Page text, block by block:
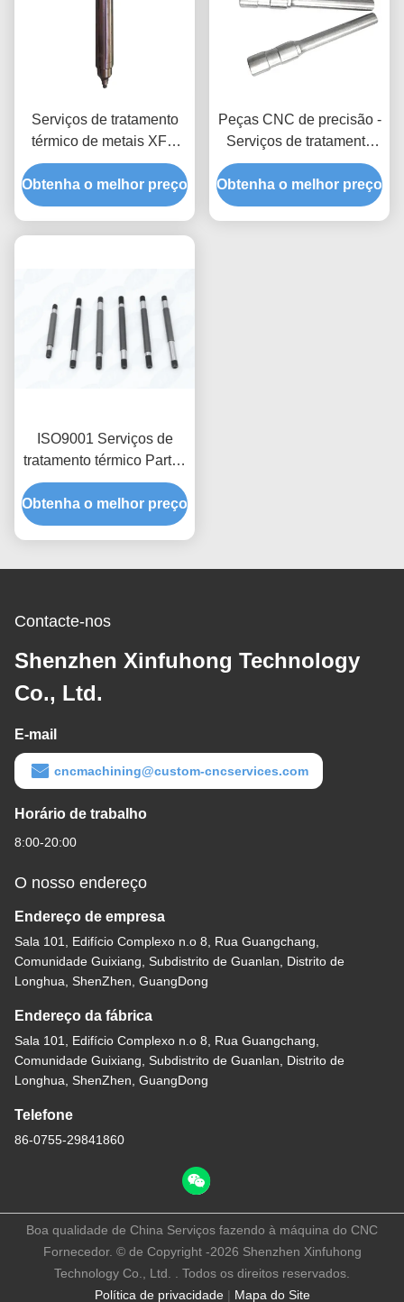
Serviços de tratamento
térmico de metais XFH
Processos
personalizados até
2000U00b0F
Obtenha o melhor preço
Peças CNC de precisão -
Serviços de tratamento
térmico para usinagem
micro-porosa, integração
multiprocessos,
Obtenha o melhor preço
ISO9001 Serviços de
tratamento térmico Partes
de usinagem CNC de
metal personalizadas
Obtenha o melhor preço
Contacte-nos
Shenzhen Xinfuhong Technology
Co., Ltd.
E-mail
cncmachining@custom-cncservices.com
Horário de trabalho
8:00-20:00
O nosso endereço
Endereço de empresa
Sala 101, Edifício Complexo n.o 8, Rua Guangchang,
Comunidade Guixiang, Subdistrito de Guanlan, Distrito de
Longhua, ShenZhen, GuangDong
Endereço da fábrica
Sala 101, Edifício Complexo n.o 8, Rua Guangchang,
Comunidade Guixiang, Subdistrito de Guanlan, Distrito de
Longhua, ShenZhen, GuangDong
Telefone
86-0755-29841860
Política de privacidade| Mapa do Site
Boa qualidade de China Serviços fazendo à máquina do CNC
Fornecedor. © de Copyright -2026 Shenzhen Xinfuhong
Technology Co., Ltd. . Todos os direitos reservados.